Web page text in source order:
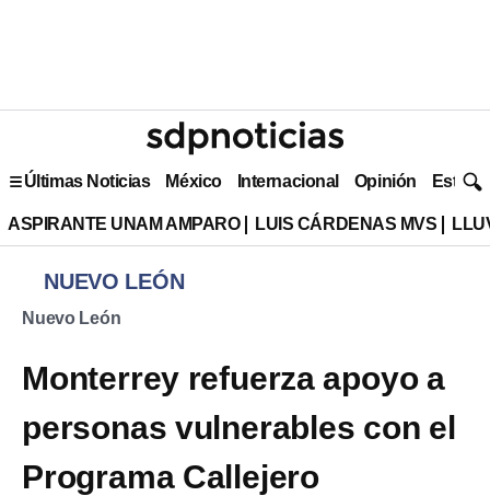
Últimas Noticias México Internacional Opinión Estilo
ASPIRANTE UNAM AMPARO LUIS CÁRDENAS MVS
NUEVO LEÓN
Nuevo León
Monterrey refuerza apoyo a
personas vulnerables con el
Programa Callejero